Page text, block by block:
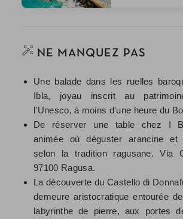
NE MANQUEZ PAS
Une balade dans les ruelles
Ibla, joyau inscrit au
l'Unesco, à moins d'une heure du
De réserver une table chez I
animée où déguster arancine et
selon la tradition ragusane. Via
97100 Ragusa.
La découverte du Castello di
demeure aristocratique entourée
labyrinthe de pierre, aux portes